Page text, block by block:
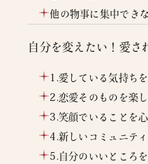
他の物事に集中でき
自分を変えたい！愛さ
1.愛している気持ち
2.恋愛そのものを楽
3.笑顔でいることを
4.新しいコミュニテ
5.自分のいいところ